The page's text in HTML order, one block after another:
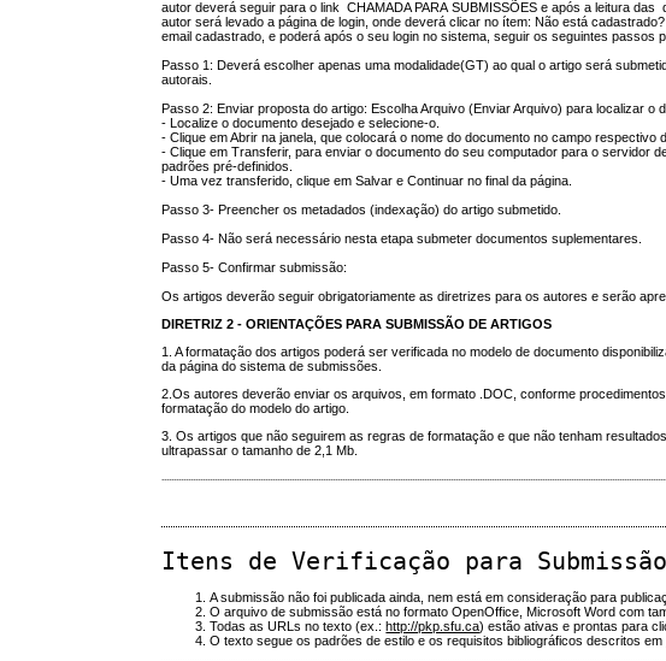
autor deverá seguir para o link CHAMADA PARA SUBMISSÕES e após a leitura
autor será levado a página de login, onde deverá clicar no ítem: Não está
email cadastrado, e poderá após o seu login no sistema, seguir os seguintes passos
Passo 1: Deverá escolher apenas uma modalidade(GT) ao qual o artigo será
autorais.
Passo 2: Enviar proposta do artigo: Escolha Arquivo (Enviar Arquivo) para localizar o
- Localize o documento desejado e selecione-o.
- Clique em Abrir na janela, que colocará o nome do documento no campo respectivo
- Clique em Transferir, para enviar o documento do seu computador para o servidor
padrões pré-definidos.
- Uma vez transferido, clique em Salvar e Continuar no final da página.
Passo 3- Preencher os metadados (indexação) do artigo submetido.
Passo 4- Não será necessário nesta etapa submeter documentos suplementares.
Passo 5- Confirmar submissão:
Os artigos deverão seguir obrigatoriamente as diretrizes para os autores e serão
DIRETRIZ 2 - ORIENTAÇÕES PARA SUBMISSÃO DE ARTIGOS
1. A formatação dos artigos poderá ser verificada no modelo de documento
da página do sistema de submissões.
2.Os autores deverão enviar os arquivos, em formato .DOC, conforme
formatação do modelo do artigo.
3. Os artigos que não seguirem as regras de formatação e que não tenham
ultrapassar o tamanho de 2,1 Mb.
Itens de Verificação para Submissão
A submissão não foi publicada ainda, nem está em consideração para
O arquivo de submissão está no formato OpenOffice, Microsoft Word com
Todas as URLs no texto (ex.:http://pkp.sfu.ca) estão ativas e prontas para
O texto segue os padrões de estilo e os requisitos bibliográficos descritos em